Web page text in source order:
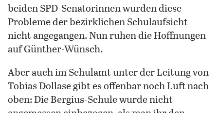
beiden SPD-Senatorinnen wurden diese
Probleme der bezirklichen Schulaufsicht
nicht angegangen. Nun ruhen die Hoffnungen
auf Günther-Wünsch.
Aber auch im Schulamt unter der Leitung von
Tobias Dollase gibt es offenbar noch Luft nach
oben: Die Bergius-Schule wurde nicht